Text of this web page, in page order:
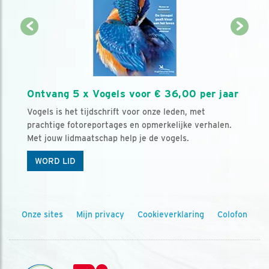
Ontvang 5 x Vogels voor € 36,00 per jaar
Vogels is het tijdschrift voor onze leden, met
prachtige fotoreportages en opmerkelijke verhalen.
Met jouw lidmaatschap help je de vogels.
WORD LID
Onze sites Mijn privacy Cookieverklaring Colofon